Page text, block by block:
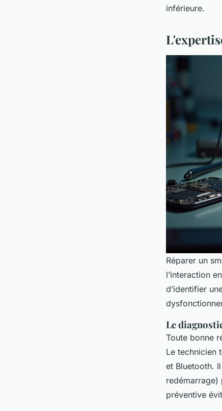
inférieure.
Réparer un
l’interaction
d’identifier
Le
Toute bonne
Le technicien
et Bluetooth.
redémarrage)
préventive